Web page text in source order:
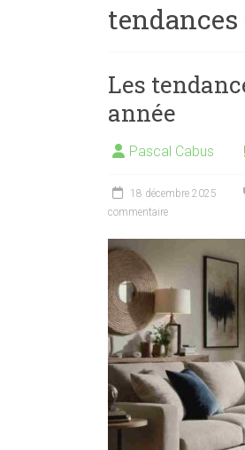
Les
année
Pascal Cabus
18 décembre 2025
commentaire